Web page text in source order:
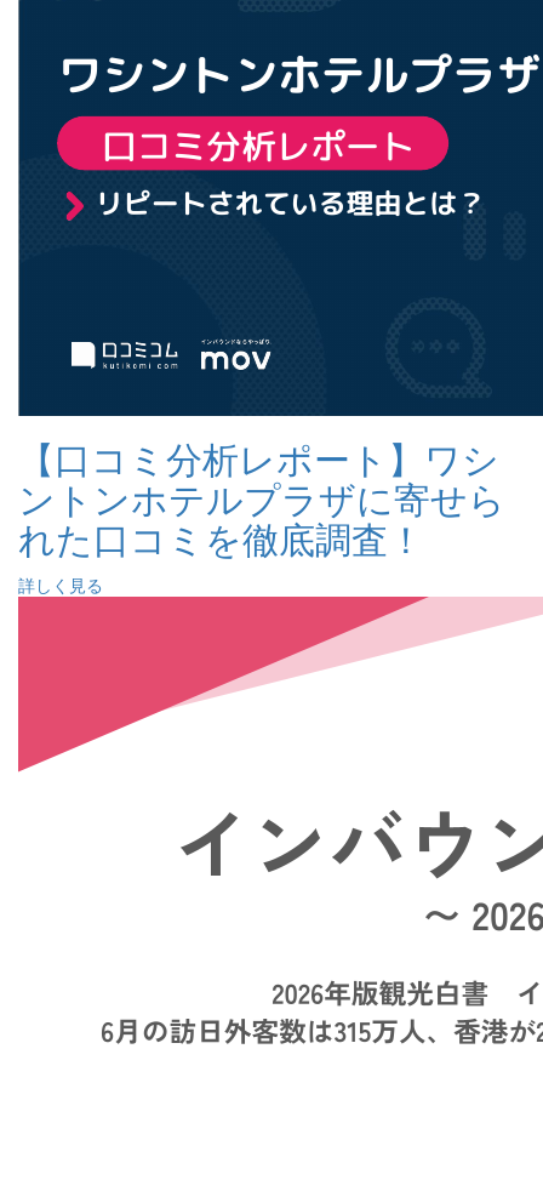
【口コミ分析レポート】ワシ
ントンホテルプラザに寄せら
れた口コミを徹底調査！
詳しく見る